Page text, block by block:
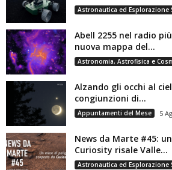
Astronautica ed Esplorazione
Abell 2255 nel radio
nuova mappa del...
Astronomia, Astrofisica e
Alzando gli occhi al
congiunzioni di...
Appuntamenti del Mese 5
News da Marte #45:
Curiosity risale Valle...
Astronautica ed Esplorazione